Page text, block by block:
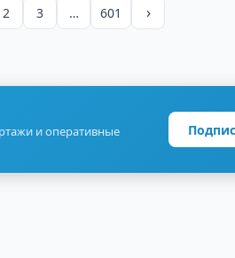
2 3 … 601 ›
и оперативные